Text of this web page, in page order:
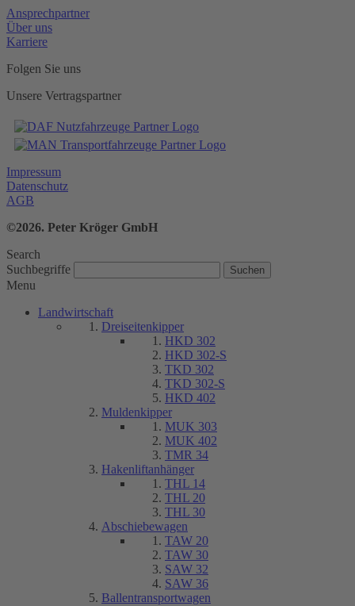
Ansprechpartner
Über uns
Karriere
Folgen Sie uns
Unsere Vertragspartner
Impressum
Datenschutz
AGB
©2026. Peter Kröger GmbH
Search
Suchbegriffe
Menu
Landwirtschaft
Dreiseitenkipper
HKD 302
HKD 302-S
TKD 302
TKD 302-S
HKD 402
Muldenkipper
MUK 303
MUK 402
TMR 34
Hakenliftanhänger
THL 14
THL 20
THL 30
Abschiebewagen
TAW 20
TAW 30
SAW 32
SAW 36
Ballentransportwagen